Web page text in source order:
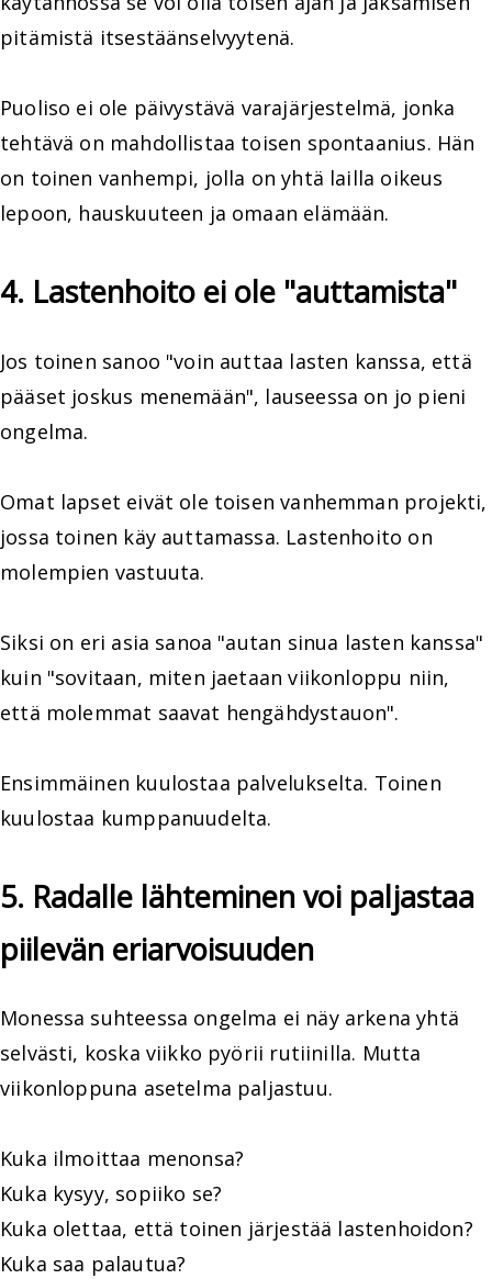
pitämistä itsestäänselvyytenä.
Puoliso ei ole päivystävä varajärjestelmä, jonka
tehtävä on mahdollistaa toisen spontaanius. Hän
on toinen vanhempi, jolla on yhtä lailla oikeus
lepoon, hauskuuteen ja omaan elämään.
4. Lastenhoito ei ole "auttamista"
Jos toinen sanoo "voin auttaa lasten kanssa, että
pääset joskus menemään", lauseessa on jo pieni
ongelma.
Omat lapset eivät ole toisen vanhemman projekti,
jossa toinen käy auttamassa. Lastenhoito on
molempien vastuuta.
Siksi on eri asia sanoa "autan sinua lasten kanssa"
kuin "sovitaan, miten jaetaan viikonloppu niin,
että molemmat saavat hengähdystauon".
Ensimmäinen kuulostaa palvelukselta. Toinen
kuulostaa kumppanuudelta.
5. Radalle lähteminen voi paljastaa
piilevän eriarvoisuuden
Monessa suhteessa ongelma ei näy arkena yhtä
selvästi, koska viikko pyörii rutiinilla. Mutta
viikonloppuna asetelma paljastuu.
Kuka ilmoittaa menonsa?
Kuka kysyy, sopiiko se?
Kuka olettaa, että toinen järjestää lastenhoidon?
Kuka saa palautua?